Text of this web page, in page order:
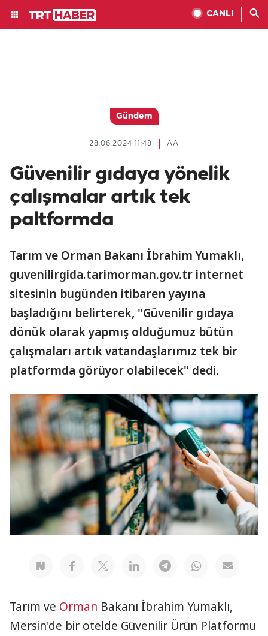
CANLI
Gündem
AA
28.06.2024 11:48
Güvenilir gıdaya yönelik
çalışmalar artık tek
paltformda
Tarım ve Orman Bakanı İbrahim Yumaklı,
guvenilirgida.tarimorman.gov.tr internet
sitesinin bugünden itibaren yayına
başladığını belirterek, "Güvenilir gıdaya
dönük olarak yapmış olduğumuz bütün
çalışmaları artık vatandaşlarımız tek bir
platformda görüyor olabilecek" dedi.
Tarım ve Orman Bakanı İbrahim Yumaklı,
Mersin'de bir otelde Güvenilir Ürün Platformu